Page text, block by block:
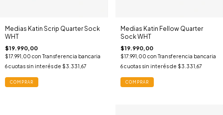
Medias Katin Scrip Quarter Sock
WHT
$19.990,00
$17.991,00 con Transferencia bancaria
6cuotas sin interés de $3.331,67
COMPRAR
Medias Katin Fellow Quarter
Sock WHT
$19.990,00
$17.991,00 con Transferencia bancaria
6 cuotas sin interés de $3.331,67
COMPRAR